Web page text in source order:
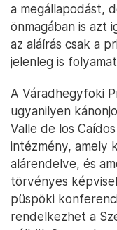
a megállapodást,
önmagában is azt
az aláírás csak a
jelenleg is
A Váradhegyfoki
ugyanilyen
Valle de los
intézmény, amely
alárendelve, és
törvényes
püspöki
rendelkezhet a